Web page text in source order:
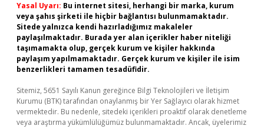
Yasal Uyarı: Bu internet sitesi, herhangi bir marka, kurum
veya şahıs şirketi ile hiçbir bağlantısı bulunmamaktadır.
Sitede yalnızca kendi hazırladığımız makaleler
paylaşılmaktadır. Burada yer alan içerikler haber niteliği
taşımamakta olup, gerçek kurum ve kişiler hakkında
paylaşım yapılmamaktadır. Gerçek kurum ve kişiler ile isim
benzerlikleri tamamen tesadüfidir.
Sitemiz, 5651 Sayılı Kanun gereğince Bilgi Teknolojileri ve İletişim
Kurumu (BTK) tarafından onaylanmış bir Yer Sağlayıcı olarak hizmet
vermektedir. Bu nedenle, sitedeki içerikleri proaktif olarak denetleme
veya araştırma yükümlülüğümüz bulunmamaktadır. Ancak, üyelerimiz